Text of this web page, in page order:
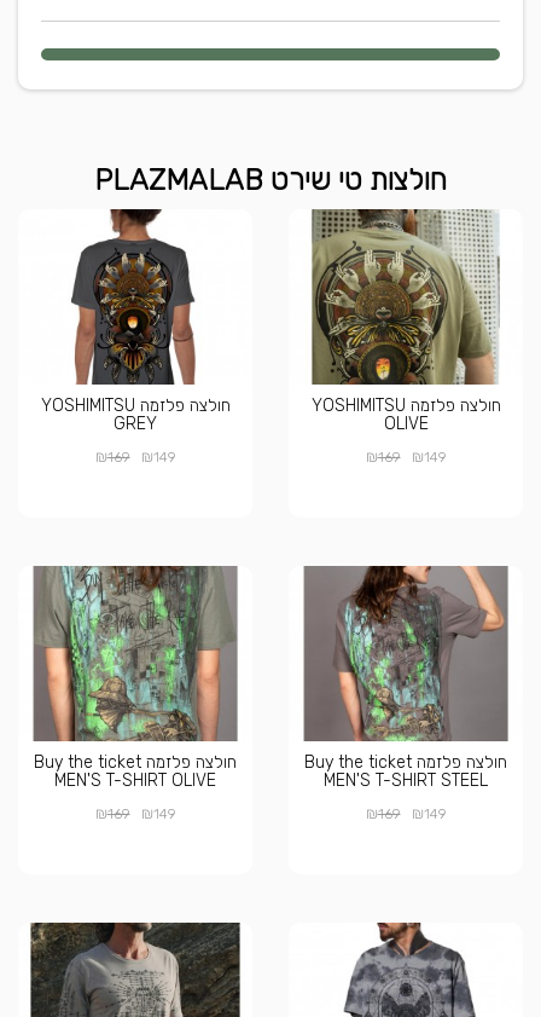
חולצות טי שירט PLAZMALAB
חולצה פלזמה YOSHIMITSU
OLIVE
₪149
₪169
חולצה פלזמה YOSHIMITSU
GREY
₪149
₪169
חולצה פלזמה Buy the ticket
MEN'S T-SHIRT STEEL
₪149
₪169
חולצה פלזמה Buy the ticket
MEN'S T-SHIRT OLIVE
₪149
₪169